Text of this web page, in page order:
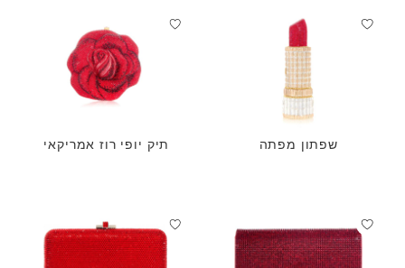
שפתון מפתה תיק יופי רוז אמריקאי